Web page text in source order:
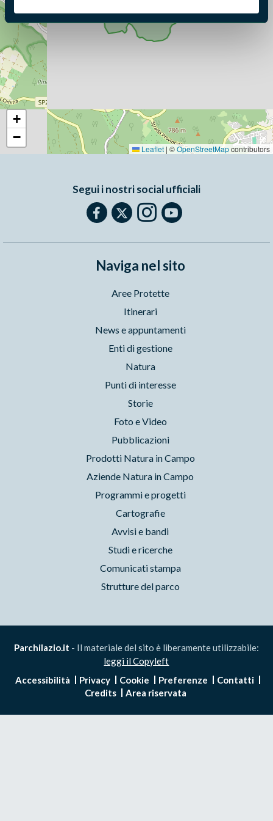
+
−
Leaflet | ©OpenStreetMapcontributors
Segui i nostri social ufficiali
Naviga nel sito
Aree Protette
Itinerari
News e appuntamenti
Enti di gestione
Natura
Punti di interesse
Storie
Foto e Video
Pubblicazioni
Prodotti Natura in Campo
Aziende Natura in Campo
Programmi e progetti
Cartografie
Avvisi e bandi
Studi e ricerche
Comunicati stampa
Strutture del parco
Parchilazio.it - Il materiale del sito è liberamente utilizzabile:
leggi il Copyleft
Accessibilità
Privacy Cookie Preferenze
Contatti
Credits
Area riservata